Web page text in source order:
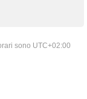
sono UTC+02:00